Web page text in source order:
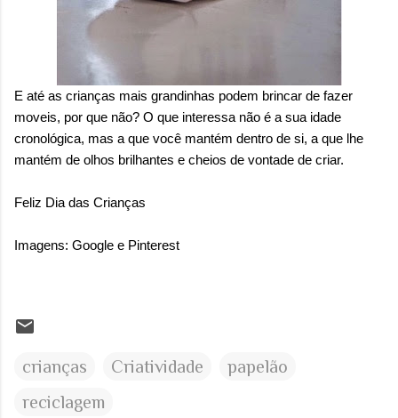
E até as crianças mais grandinhas podem brincar de fazer
moveis, por que não? O que interessa não é a sua idade
cronológica, mas a que você mantém dentro de si, a que lhe
mantém de olhos brilhantes e cheios de vontade de criar.
Feliz Dia das Crianças
Imagens: Google e Pinterest
crianças Criatividade
papelão
reciclagem